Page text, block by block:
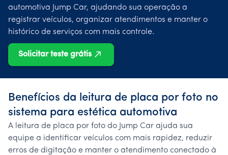
automotiva Jump Car, ajudando sua operação a
registrar veículos, organizar atendimentos e manter o
histórico de serviços com mais controle.
Solicitar teste grátis
Benefícios da leitura de placa por foto no
sistema para estética automotiva
A leitura de placa por foto do Jump Car ajuda sua
equipe a identificar veículos com mais rapidez, reduzir
erros de digitação e manter o atendimento conectado à